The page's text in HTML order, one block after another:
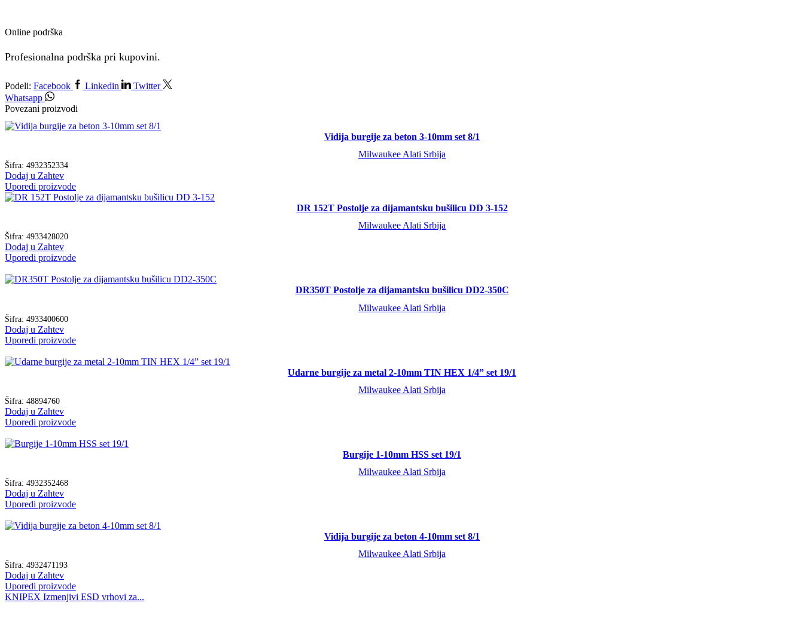
Online podrška
Profesionalna podrška pri kupovini.
Podeli: Facebook Linkedin
Twitter
Whatsapp
Povezani proizvodi
Vidija burgije za beton 3-10mm set 8/1
Milwaukee Alati Srbija
Šifra: 4932352334
Dodaj u Zahtev
Uporedi proizvode
DR 152T Postolje za dijamantsku bušilicu DD 3-152
Milwaukee Alati Srbija
Šifra: 4933428020
Dodaj u Zahtev
Uporedi proizvode
DR350T Postolje za dijamantsku bušilicu DD2-350C
Milwaukee Alati Srbija
Šifra: 4933400600
Dodaj u Zahtev
Uporedi proizvode
Udarne burgije za metal 2-10mm TIN HEX 1/4” set 19/1
Milwaukee Alati Srbija
Šifra: 48894760
Dodaj u Zahtev
Uporedi proizvode
Burgije 1-10mm HSS set 19/1
Milwaukee Alati Srbija
Šifra: 4932352468
Dodaj u Zahtev
Uporedi proizvode
Vidija burgije za beton 4-10mm set 8/1
Milwaukee Alati Srbija
Šifra: 4932471193
Dodaj u Zahtev
Uporedi proizvode
KNIPEX Izmenjivi ESD vrhovi za...